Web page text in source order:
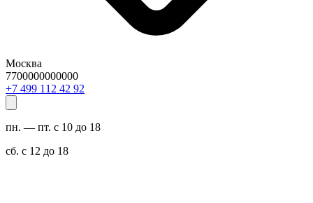
Москва
7700000000000
29 24 211 994 7+
пн. — пт. с 10 до 18
сб. с 12 до 18